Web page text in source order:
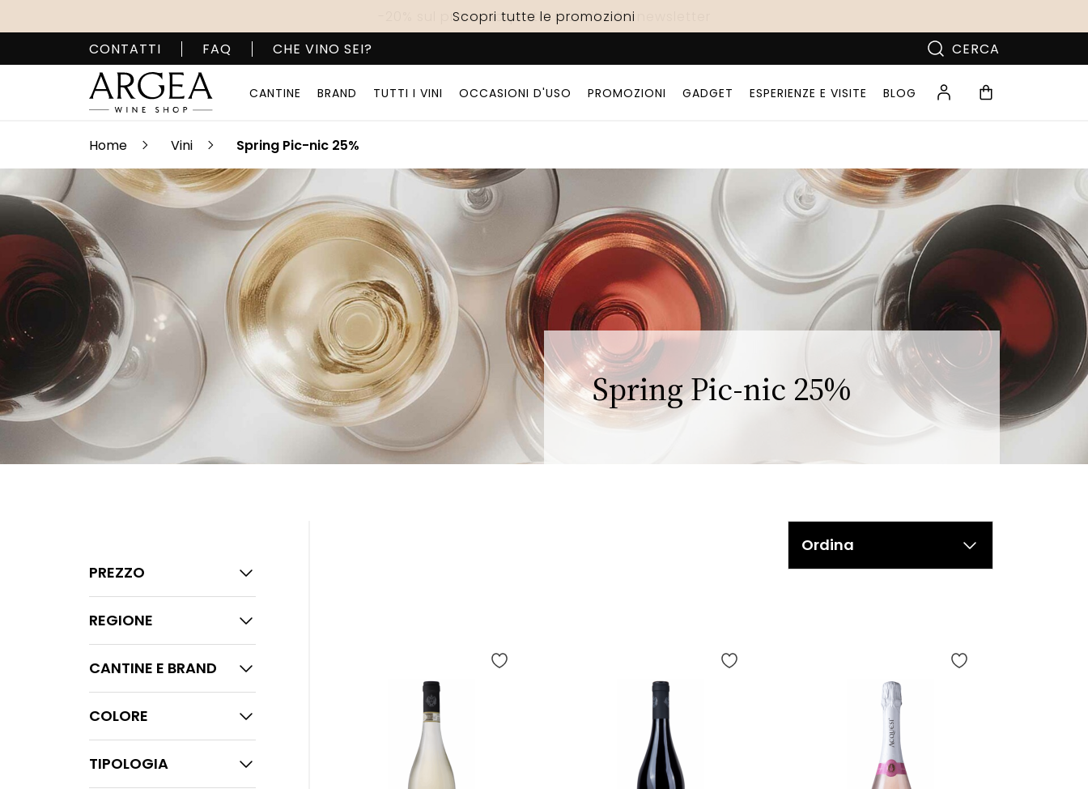
Spedizione gratuita! con una spesa di 69€
Scopri tutte le promozioni
-20% sul primo acquisto: iscriviti alla newsletter
CONTATTI
FAQ CHE VINO SEI? CERCA
CANTINE BRAND TUTTI I VINI OCCASIONI D'USO PROMOZIONI GADGET ESPERIENZE E VISITE BLOG
Home Vini Spring Pic-nic 25%
Spring Pic-nic 25%
PREZZO
REGIONE
CANTINE E BRAND
COLORE
TIPOLOGIA
Ordina